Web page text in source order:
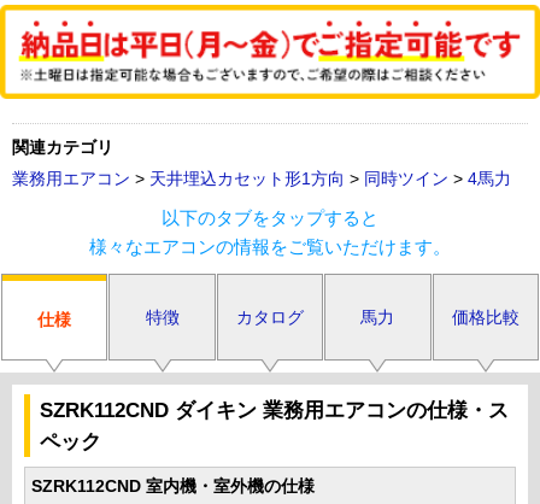
関連カテゴリ
業務用エアコン > 天井埋込カセット形1方向 > 同時ツイン > 4馬力
以下のタブをタップすると
様々なエアコンの情報をご覧いただけます。
仕様 特徴 カタログ 馬力 価格比較
SZRK112CND ダイキン 業務用エアコンの仕様・ス
ペック
SZRK112CND 室内機・室外機の仕様